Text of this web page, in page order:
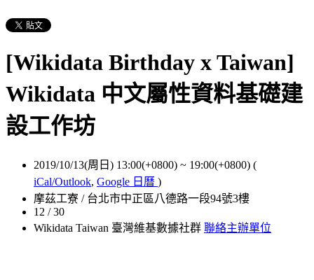
[Wikidata Birthday x Taiwan]
Wikidata 中文屬性資料基礎建
設工作坊
2019/10/13(周日) 13:00(+0800) ~ 19:00(+0800) (
iCal/Outlook, Google 日曆 )
摩茲工寮 / 台北市中正區八德路一段94號3樓
12 / 30
Wikidata Taiwan 臺灣維基數據社群 聯絡主辦單位